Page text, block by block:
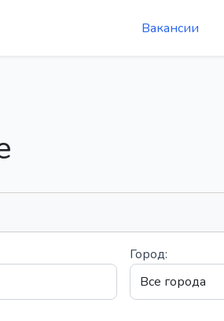
Вакансии
Город: